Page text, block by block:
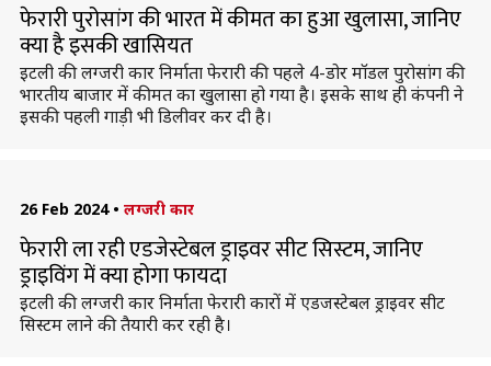
फेरारी पुरोसांग की भारत में कीमत का हुआ खुलासा, जानिए
क्या है इसकी खासियत
इटली की लग्जरी कार निर्माता फेरारी की पहले 4-डोर मॉडल पुरोसांग की
भारतीय बाजार में कीमत का खुलासा हो गया है। इसके साथ ही कंपनी ने
इसकी पहली गाड़ी भी डिलीवर कर दी है।
26 Feb 2024 • लग्जरी कार
फेरारी ला रही एडजेस्टेबल ड्राइवर सीट सिस्टम, जानिए
ड्राइविंग में क्या होगा फायदा
इटली की लग्जरी कार निर्माता फेरारी कारों में एडजस्टेबल ड्राइवर सीट
सिस्टम लाने की तैयारी कर रही है।